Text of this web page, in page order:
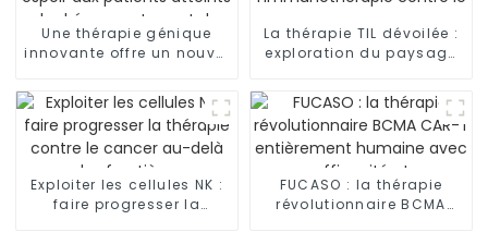
Une thérapie génique
innovante offre un nouvel
atteints de
drépanocytose et de
thalassémie
La thérapie TIL dévoilée :
exploration du paysage
contre le cancer
Exploiter les cellules NK :
faire progresser la
FUCASO : la thérapie
révolutionnaire BCMA